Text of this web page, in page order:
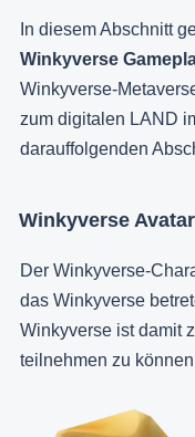
In diesem Abschnitt
Winkyverse
Winkyverse-
zum digitalen LAND
darauffolgenden
Winkyverse Avatar
Der Winkyverse-
das Winkyverse
Winkyverse ist damit
teilnehmen zu